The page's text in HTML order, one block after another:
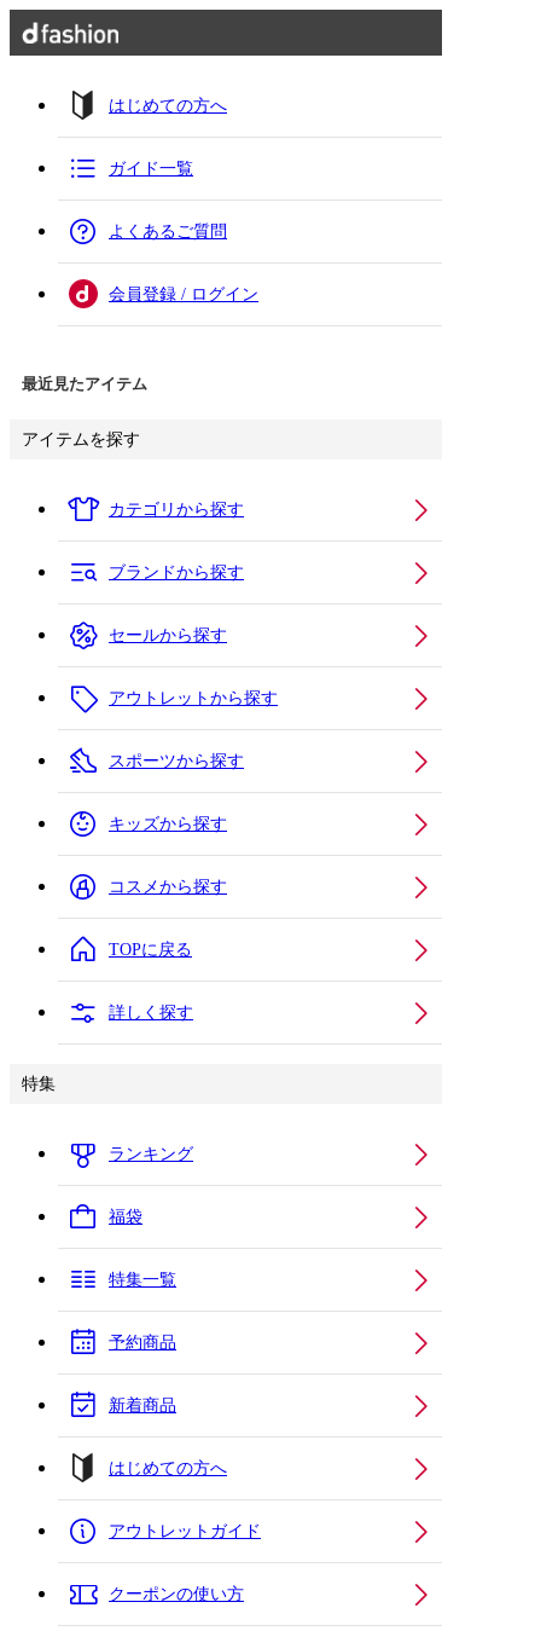
はじめての方へ
ガイド一覧
よくあるご質問
会員登録 / ログイン
最近見たアイテム
アイテムを探す
カテゴリから探す
ブランドから探す
セールから探す
アウトレットから探す
スポーツから探す
キッズから探す
コスメから探す
TOPに戻る
詳しく探す
特集
ランキング
福袋
特集一覧
予約商品
新着商品
はじめての方へ
アウトレットガイド
クーポンの使い方